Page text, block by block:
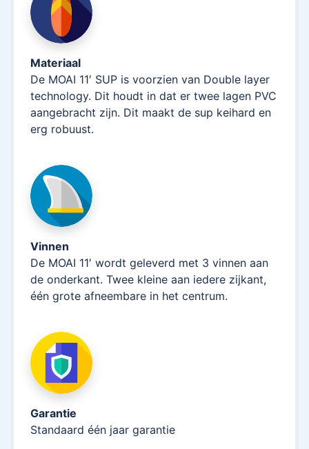
Materiaal
De MOAI 11′ SUP is voorzien van Double layer
technology. Dit houdt in dat er twee lagen PVC
aangebracht zijn. Dit maakt de sup keihard en
erg robuust.
Vinnen
De MOAI 11′ wordt geleverd met 3 vinnen aan
de onderkant. Twee kleine aan iedere zijkant,
één grote afneembare in het centrum.
Garantie
Standaard één jaar garantie